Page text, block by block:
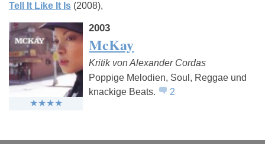
Jan Delay
Duo
Mondsüchtig
Jaw
Tell It Like It Is (2008)
2003
McKay
Kritik von Alexander Cordas
Poppige Melodien, Soul, Reggae und
knackige Beats.
2